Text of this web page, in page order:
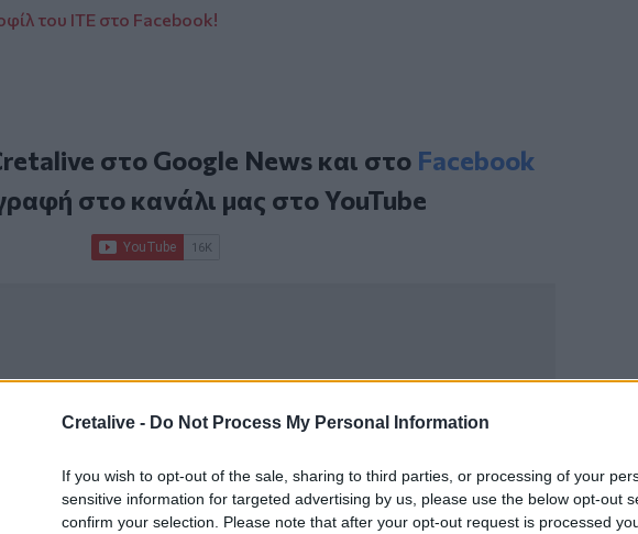
Cretalive - Do Not Process My Personal Information
If you wish to opt-out of the sale, sharing to third parties, or processing of your
sensitive information for targeted advertising by us, please use the below opt-out
confirm your selection. Please note that after your opt-out request is processed
του ΙΤΕ στο Facebook!
στο Google Newsκαι στο Facebook
στο κανάλι μας στοYouTube
Πριγκίπισσα Άννα
Μάχη Κρήτης